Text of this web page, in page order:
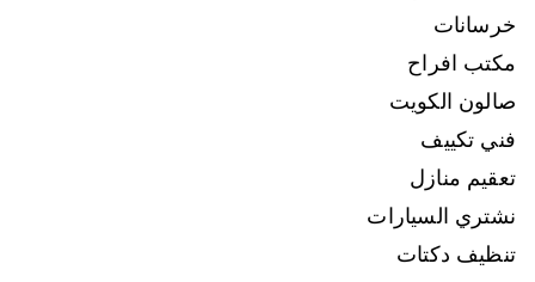
خرسانات
مكتب افراح
صالون الكويت
فني تكييف
تعقيم منازل
نشتري السيارات
تنظيف دكتات